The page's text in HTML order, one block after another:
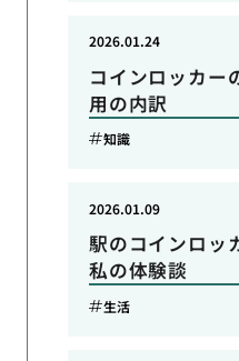
コインロッカー
用の内訳
2026.01.24
知識
駅のコインロッ
私の体験談
2026.01.09
生活